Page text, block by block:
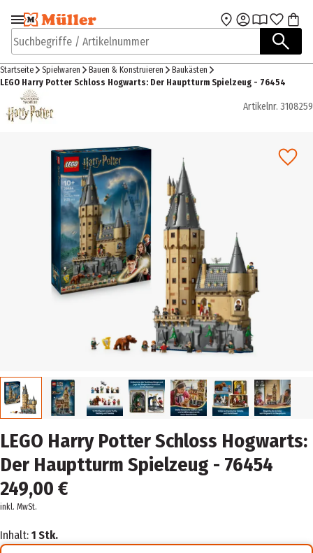
Zur Navigation
springen
Zum Hauptinhalt
Suchbegriffe / Artikelnummer
Startseite Spielwaren Bauen & Konstruieren
Baukästen
LEGO Harry Potter Schloss Hogwarts: Der Hauptturm Spielzeug - 76454
Artikelnr. 3108259
LEGO Harry Potter Schloss Hogwarts:
Der Hauptturm Spielzeug - 76454
249,00 €
inkl. MwSt.
Inhalt: 1 Stk.